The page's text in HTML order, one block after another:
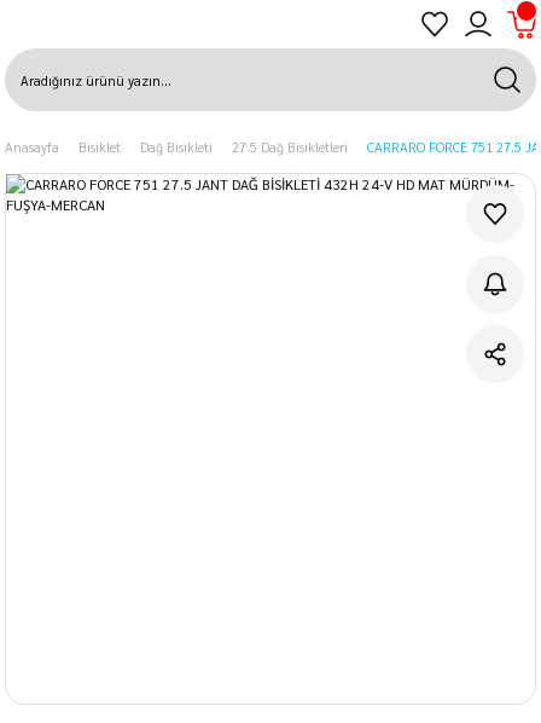
Anasayfa Bisiklet Dağ Bisikleti 27.5 Dağ Bisikletleri CARRARO FORCE 751 27.5